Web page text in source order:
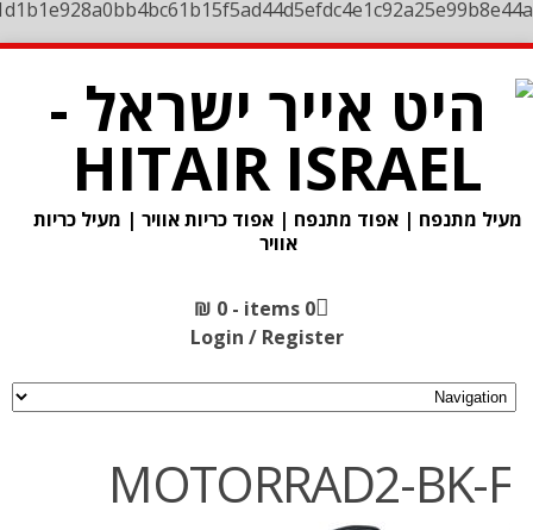
מעיל מתנפח | אפוד מתנפח | אפוד כריות אוויר | מעיל כריות
אוויר
0 items -
₪ 0
Login / Register
MOTORRAD2-BK-F